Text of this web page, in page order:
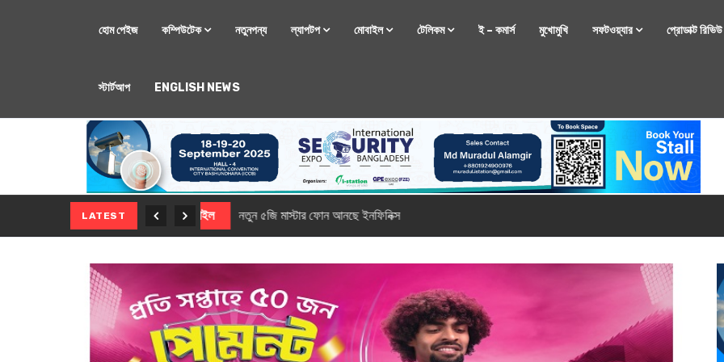
হোম পেইজ কম্পিউটেক নতুনপন্য ল্যাপটপ মোবাইল টেলিকম ই – কমার্স মুখোমুখি সফটওয়্যার প্রোডাক্ট রিভিউ
স্টার্টআপ ENGLISH NEWS
LATEST মোবাইল নতুন সি-সিরিজ স্মার্টফোন নিয়ে আসছে রিয়েলমি